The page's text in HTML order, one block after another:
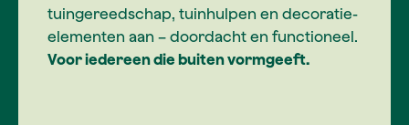
tuingereedschap, tuinhulpen en decoratie-
elementen aan – doordacht en functioneel.
Voor iedereen die buiten vormgeeft.